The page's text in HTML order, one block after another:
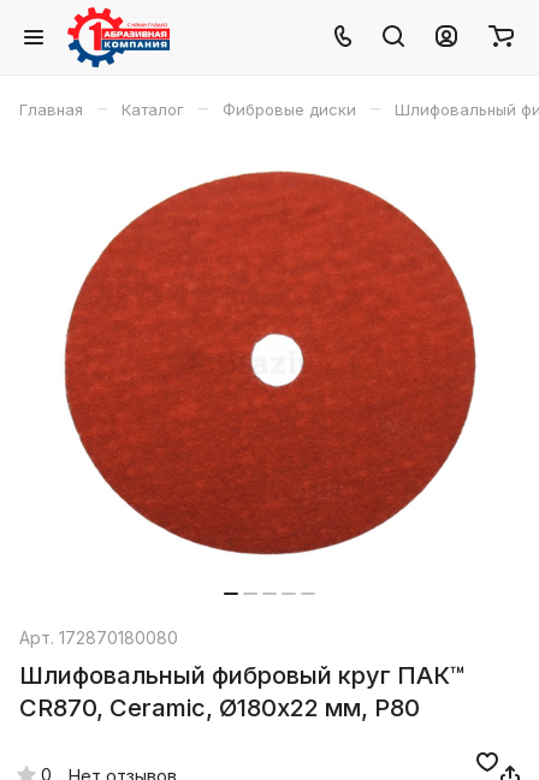
Главная – Каталог – Фибровые диски – Шлифовальный
Арт. 172870180080
Шлифовальный фибровый круг ПАК™
CR870, Сeramic, Ø180х22 мм, P80
0 Нет отзывов